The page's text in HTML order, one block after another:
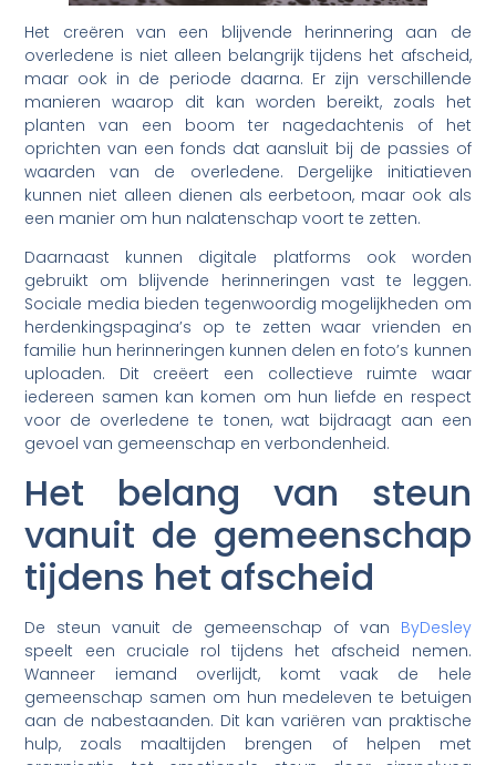
Het creëren van een blijvende herinnering aan de
overledene is niet alleen belangrijk tijdens het afscheid,
maar ook in de periode daarna. Er zijn verschillende
manieren waarop dit kan worden bereikt, zoals het
planten van een boom ter nagedachtenis of het
oprichten van een fonds dat aansluit bij de passies of
waarden van de overledene. Dergelijke initiatieven
kunnen niet alleen dienen als eerbetoon, maar ook als
een manier om hun nalatenschap voort te zetten.
Daarnaast kunnen digitale platforms ook worden
gebruikt om blijvende herinneringen vast te leggen.
Sociale media bieden tegenwoordig mogelijkheden om
herdenkingspagina’s op te zetten waar vrienden en
familie hun herinneringen kunnen delen en foto’s kunnen
uploaden. Dit creëert een collectieve ruimte waar
iedereen samen kan komen om hun liefde en respect
voor de overledene te tonen, wat bijdraagt aan een
gevoel van gemeenschap en verbondenheid.
Het belang van steun
vanuit de gemeenschap
tijdens het afscheid
De steun vanuit de gemeenschap of van ByDesley
speelt een cruciale rol tijdens het afscheid nemen.
Wanneer iemand overlijdt, komt vaak de hele
gemeenschap samen om hun medeleven te betuigen
aan de nabestaanden. Dit kan variëren van praktische
hulp, zoals maaltijden brengen of helpen met